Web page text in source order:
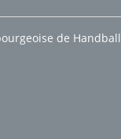
de Handball